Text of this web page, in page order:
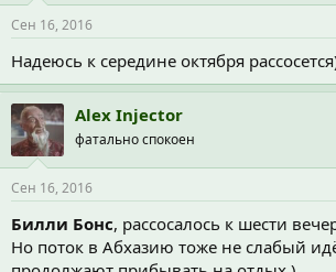
Сен 16, 2016
Надеюсь к середине октября
Alex Injector
фатально спокоен
Сен 16, 2016
Билли Бонс, рассосалось к шести
Но поток в Абхазию тоже не слабый